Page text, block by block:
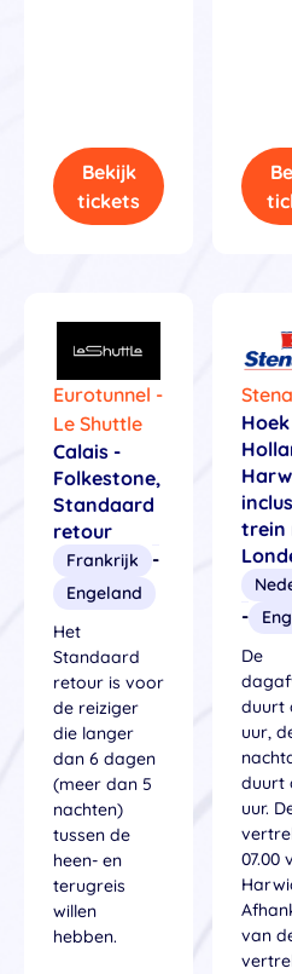
Bekijk
tickets
Eurotunnel -
Le Shuttle
Calais -
Folkestone,
Standaard
retour
Frankrijk -
Engeland
Het
Standaard
retour is voor
de reiziger
die langer
dan 6 dagen
(meer dan 5
nachten)
tussen de
heen- en
terugreis
willen
hebben.
trein
-
De
duurt
uur,
duurt
uur.
07.00
van